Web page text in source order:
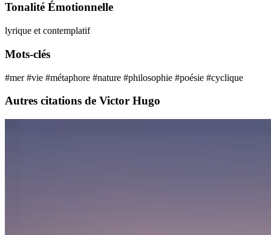
Tonalité Émotionnelle
lyrique et contemplatif
Mots-clés
#mer#vie #métaphore #nature #philosophie #poésie #cyclique
Autres citations de Victor Hugo